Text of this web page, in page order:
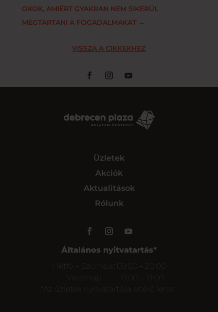
OKOK, AMIÉRT GYAKRAN NEM SIKERÜL
MEGTARTANI A FOGADALMAKAT→
VISSZA A CIKKEKHEZ
Üzletek
Akciók
Aktualitások
Rólunk
Általános nyitvatartás*
Hétfő – Szombat
*Az üzletek nyitvatartása eltérő lehet.